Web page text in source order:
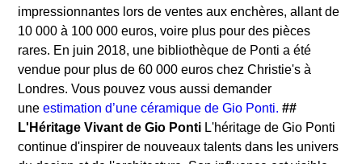
impressionnantes lors de ventes aux enchères, allant de
10 000 à 100 000 euros, voire plus pour des pièces
rares. En juin 2018, une bibliothèque de Ponti a été
vendue pour plus de 60 000 euros chez Christie's à
Londres. Vous pouvez vous aussi demander
uneestimation d’une céramique de Gio Ponti. ##
L'Héritage Vivant de Gio Ponti L'héritage de Gio Ponti
continue d'inspirer de nouveaux talents dans les univers